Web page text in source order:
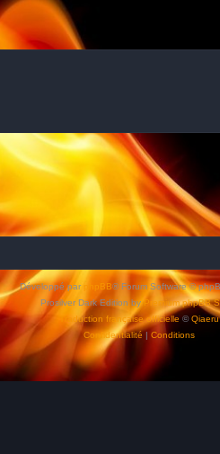
Développé par phpBB® Forum Software ©
Prosilver Dark Edition byPremium phpBB
Traduction française officielle©Qiaeru
Confidentialité | Conditions